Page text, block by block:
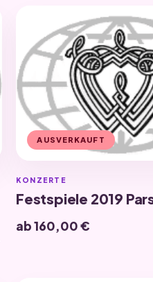
AUSVERKAUFT
KONZERTE
Festspiele 2019
ab 160,00 €